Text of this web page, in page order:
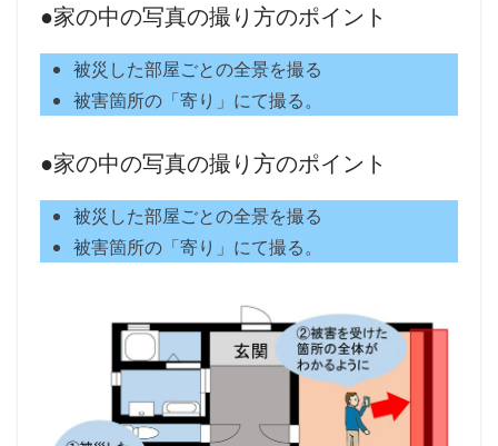
●家の中の写真の撮り方のポイント
被災した部屋ごとの全景を撮る
被害箇所の「寄り」にて撮る。
●家の中の写真の撮り方のポイント
被災した部屋ごとの全景を撮る
被害箇所の「寄り」にて撮る。